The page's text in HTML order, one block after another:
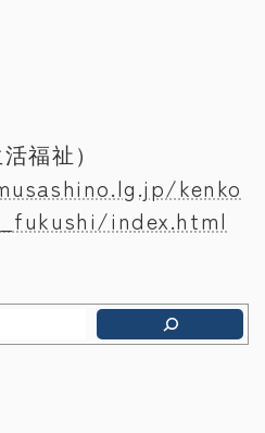
福祉）
kenko
index.html